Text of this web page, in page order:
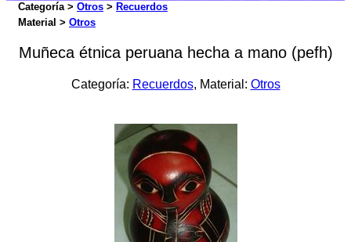
Categoría > Otros > Recuerdos
Material > Otros
Muñeca étnica peruana hecha a mano (pefh)
Categoría: Recuerdos, Material: Otros